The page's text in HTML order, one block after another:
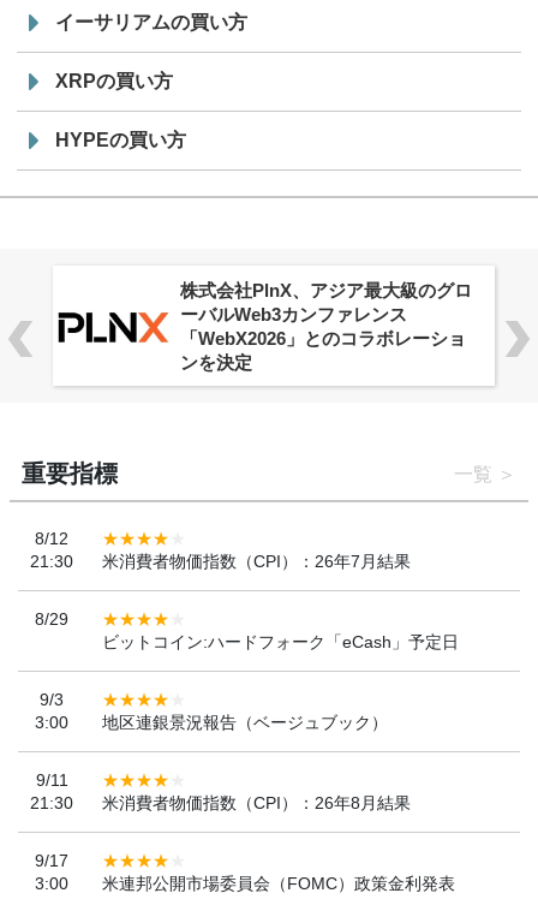
イーサリアムの買い方
XRPの買い方
HYPEの買い方
株式会社PlnX、アジア最大級のグロ
ーバルWeb3カンファレンス
「WebX2026」とのコラボレーショ
ンを決定
重要指標 一覧
8/12
21:30
米消費者物価指数（CPI）：26年7月結果
8/29
ビットコイン:ハードフォーク「eCash」予定日
9/3
3:00
地区連銀景況報告（ベージュブック）
9/11
21:30
米消費者物価指数（CPI）：26年8月結果
9/17
3:00
米連邦公開市場委員会（FOMC）政策金利発表